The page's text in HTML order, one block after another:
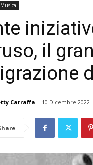
Musica
il
Carraffa 10 Dicembre 2022